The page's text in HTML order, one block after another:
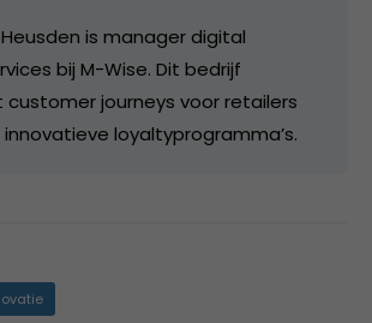
is manager digital
bij M-Wise. Dit bedrijf
journeys voor retailers
loyaltyprogramma’s.